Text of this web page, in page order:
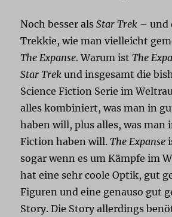
Noch besser alsStar Trek – und
Trekkie, wie man vielleicht
The Expanse. Warum istThe
Star Trek und insgesamt die
Science Fiction Serie im
alles kombiniert, was man in
haben will, plus alles, was man
Fiction haben will.The Expanse
sogar wenn es um Kämpfe im
hat eine sehr coole Optik, gut
Figuren und eine genauso gut
Story. Die Story allerdings